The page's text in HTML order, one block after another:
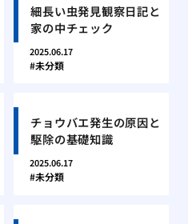
細長い虫発見観察日記と
家の中チェック
2025.06.17
未分類
チョウバエ発生の原因と
駆除の基礎知識
2025.06.17
未分類